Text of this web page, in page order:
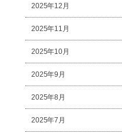
2025年12月
2025年11月
2025年10月
2025年9月
2025年8月
2025年7月